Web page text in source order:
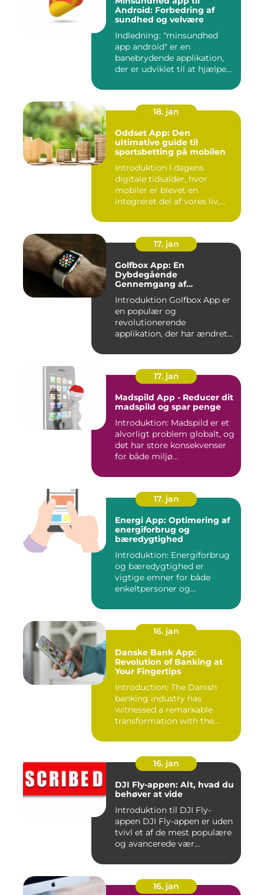
Android: Forbedring af
sundhed og velvære
Indledning: "minsundhed
app android" er en
banebrydende applikation,
der er udviklet til at hjælpe
18. jan
Oddset App: Den
ultimative guide til
sportsbetting på mobilen
Introduktion I dagens
digitale tidsalder, hvor
mobiler er blevet en
integreret del af vores liv,
17. jan
Golfbox App: En
Dybdegående
Gennemgang af
Introduktion Golfbox App er
en populær og
revolutionerende
applikation, der har ændret
17. jan
Madspild App - Reducer dit
madspild og spar penge
Introduktion: Madspild er et
alvorligt problem globalt, og
det har store konsekvenser
for både miljø...
17. jan
Energi App: Optimering af
energiforbrug og
bæredygtighed
Introduktion: Energiforbrug
og bæredygtighed er
vigtige emner for både
enkeltpersoner og
16. jan
Danske Bank App:
Revolution of Banking at
Your Fingertips
Introduction: The Danish
banking industry has
witnessed a remarkable
transformation with the
16. jan
DJI Fly-appen: Alt, hvad du
behøver at vide
Introduktion til DJI Fly-
appen DJI Fly-appen er uden
tvivl et af de mest populære
og avancerede vær...
16. jan